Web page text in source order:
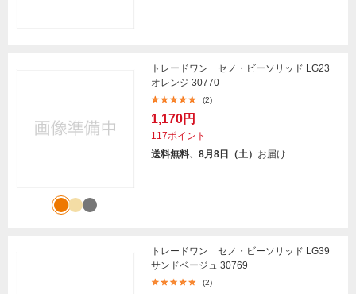
トレードワン セノ・ビーソリッド LG23
オレンジ 30770
(2)
1,170円
117ポイント
送料無料、8月8日（土） お届け
トレードワン セノ・ビーソリッド LG39
サンドベージュ 30769
(2)